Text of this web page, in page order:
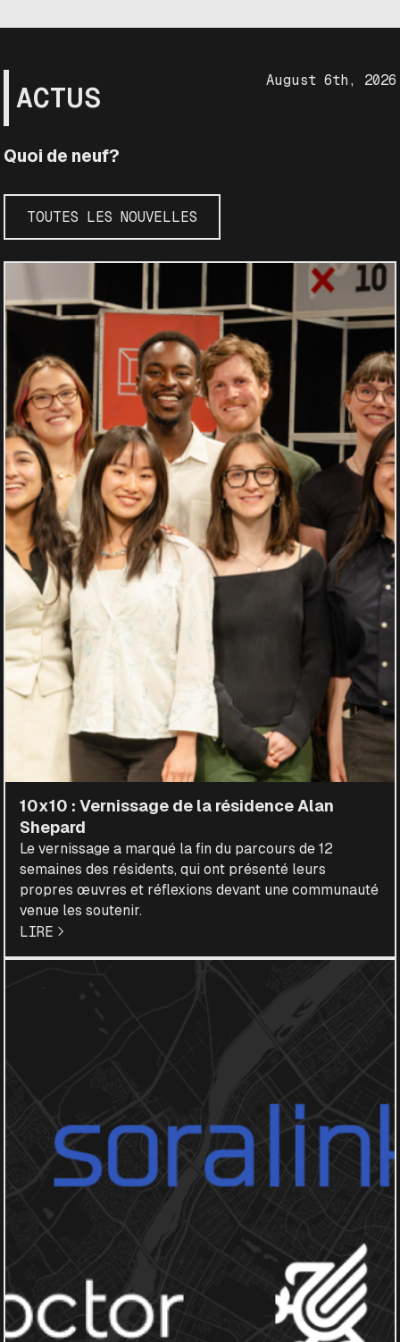
ACTUS
Quoi de neuf?
TOUTES LES NOUVELLES
August 6th, 2026
10x10 : Vernissage de la résidence Alan
Shepard
Le vernissage a marqué la fin du parcours de 12
semaines des résidents, qui ont présenté leurs
propres œuvres et réflexions devant une communauté
venue les soutenir.
LIRE